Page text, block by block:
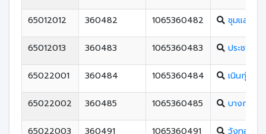
65012012 360482 1065360482 ชุมแสงส
65012013 360483 1065360483 ประชาสงเ
65022001 360484 1065360484 เนินกุ่มวิท
65022002 360485 1065360485 บางกระทุ่